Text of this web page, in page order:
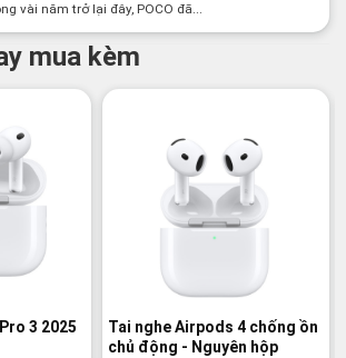
vài năm trở lại đây, POCO đã...
mua kèm
3 2025
Tai nghe Airpods 4 chống ồn
chủ động - Nguyên hộp